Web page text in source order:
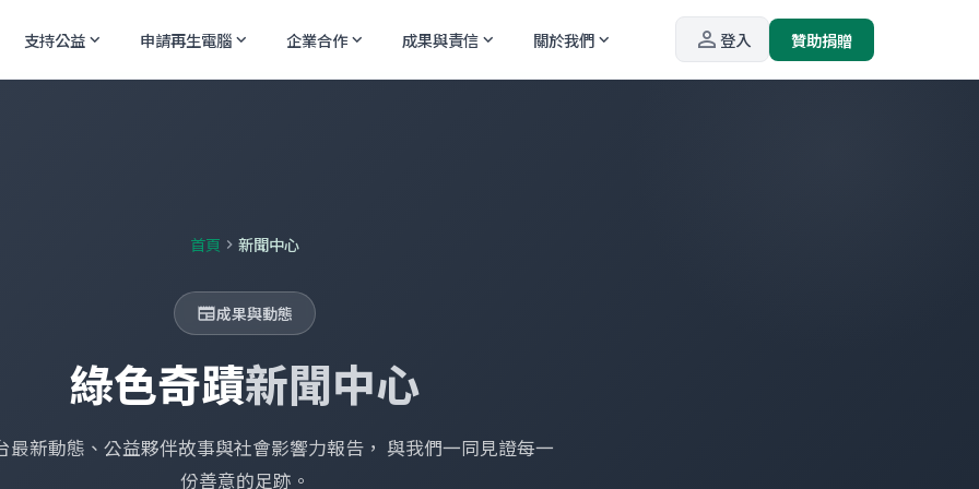
支持公益expand_more 申請再生電腦expand_more 企業合作expand_more 成果與責信expand_more 關於我們expand_more person_outline登入 贊助捐贈
首頁 chevron_right 新聞中心
newspaper成果與動態
綠色奇蹟新聞中心
最新動態、公益夥伴故事與社會影響力報告， 與我們一同見證每一
份善意的足跡。